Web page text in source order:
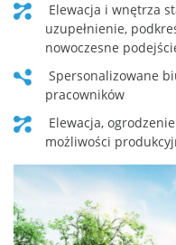
elewacja i wnętrza stanowią konsekwentne
uzupełnienie,
nowoczesne
spersonalizowane biura uwzględniają potrzeby
pracowników
elewacja, ogrodzenie i wykończenie wnętrz pokazują
możliwości